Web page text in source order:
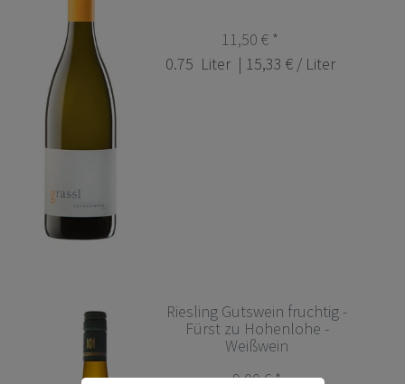
11,50 € *
0.75 Liter | 15,33 € / Liter
Riesling Gutswein fruchtig -
Fürst zu Hohenlohe -
Weißwein
9,00 € *